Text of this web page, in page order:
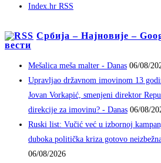
Index.hr RSS
Србија – Најновије –
вести
Mešalica meša malter - Danas 06/08/
Upravljao državnom imovinom 13
Jovan Vorkapić, smenjeni direktor
direkcije za imovinu? - Danas 06/08/
Ruski list: Vučić već u izbornoj
duboka politička kriza gotovo
06/08/2026